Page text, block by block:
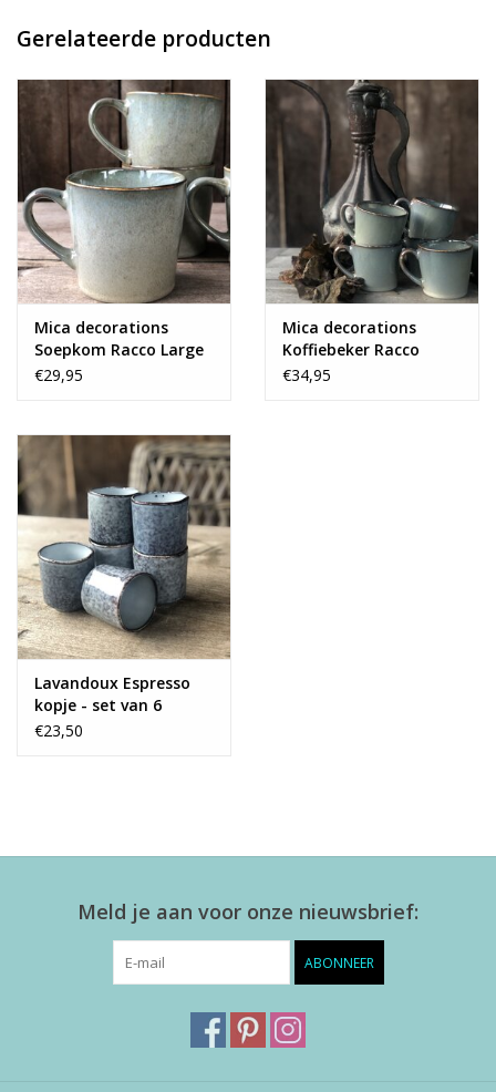
- Met zorg zoek ik bij elkaar passende bekers voor je uit.
Liever meer dan 8 bekers? Bestel de set van 2 bekers erbij.
Gerelateerde producten
Mica decorations
Soepkom Racco Large
- set van 4 - groen
€29,95
Mica decorations
Koffiebeker Racco
groen - set van 6
€34,95
Lavandoux Espresso
kopje - set van 6
€23,50
Meld je aan voor onze nieuwsbrief:
ABONNEER